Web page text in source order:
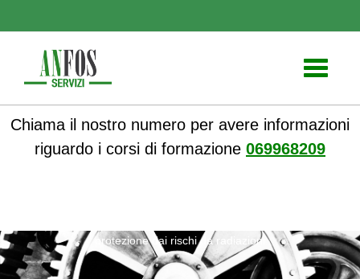
Toggle
Chiama il nostro numero per avere informazioni
riguardo i corsi di formazione 069968209
protezione dai rischi da radiazioni